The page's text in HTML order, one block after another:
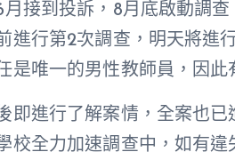
接到投訴，8月底啟動調
進行第2次調查，明天將進
是唯一的男性教師員，因此
即進行了解案情，全案也已
校全力加速調查中，如有違